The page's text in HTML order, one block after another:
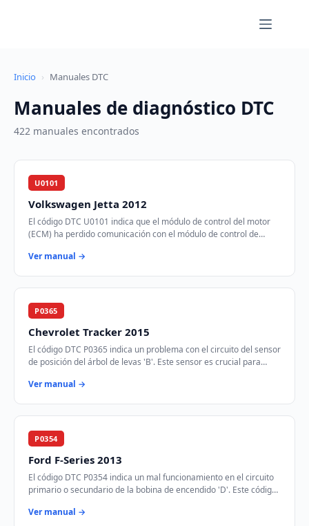
Inicio › Manuales DTC
Manuales de diagnóstico DTC
422 manuales encontrados
U0101
Volkswagen Jetta 2012
El código DTC U0101 indica que el módulo de control del motor
(ECM) ha perdido comunicación con el módulo de control de
Ver manual →
P0365
Chevrolet Tracker 2015
El código DTC P0365 indica un problema con el circuito del sensor
de posición del árbol de levas 'B'. Este sensor es crucial para
Ver manual →
P0354
Ford F-Series 2013
El código DTC P0354 indica un mal funcionamiento en el circuito
primario o secundario de la bobina de encendido 'D'. Este código
Ver manual →